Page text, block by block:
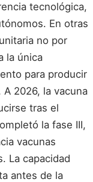
tecnológica,
En otras
no por
la única
para producir
A 2026, la vacuna
tras el
la fase III,
vacunas
La capacidad
antes de la